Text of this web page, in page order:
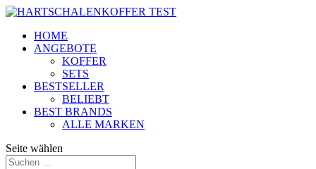
HOME
ANGEBOTE
KOFFER
SETS
BESTSELLER
BELIEBT
BEST BRANDS
ALLE MARKEN
Seite wählen